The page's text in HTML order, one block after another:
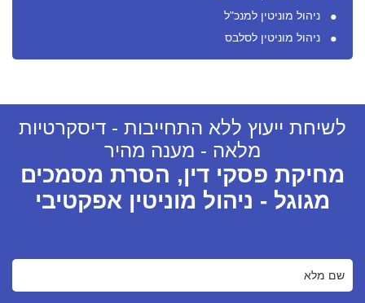
ניהול מוניטין למנכ"ל
ניהול מוניטין לסלבס
לשיחת ייעוץ ללא התחייבות - דיסקרטיות
מלאה - מענה מהיר
מחיקת פסקי דין, הסרת מסמכים
מגוגל - ניהול מוניטין אפקטיבי